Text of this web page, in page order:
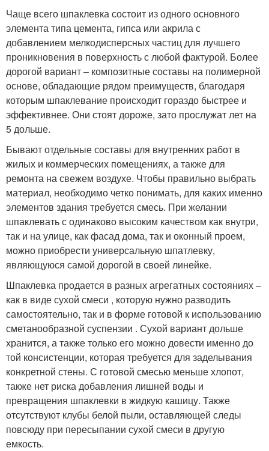
Чаще всего шпаклевка состоит из одного основного
элемента типа цемента, гипса или акрила с
добавлением мелкодисперсных частиц для лучшего
проникновения в поверхность с любой фактурой. Более
дорогой вариант – композитные составы на полимерной
основе, обладающие рядом преимуществ, благодаря
которым шпаклевание происходит гораздо быстрее и
эффективнее. Они стоят дороже, зато прослужат лет на
5 дольше.
Бывают отдельные составы для внутренних работ в
жилых и коммерческих помещениях, а также для
ремонта на свежем воздухе. Чтобы правильно выбрать
материал, необходимо четко понимать, для каких именно
элементов здания требуется смесь. При желании
шпаклевать с одинаково высоким качеством как внутри,
так и на улице, как фасад дома, так и оконный проем,
можно приобрести универсальную шпатлевку,
являющуюся самой дорогой в своей линейке.
Шпаклевка продается в разных агрегатных состояниях –
как в виде сухой смеси , которую нужно разводить
самостоятельно, так и в форме готовой к использованию
сметанообразной суспензии . Сухой вариант дольше
хранится, а также только его можно довести именно до
той консистенции, которая требуется для заделывания
конкретной стены. С готовой смесью меньше хлопот,
также нет риска добавления лишней воды и
превращения шпаклевки в жидкую кашицу. Также
отсутствуют клубы белой пыли, оставляющей следы
повсюду при пересыпании сухой смеси в другую
емкость.